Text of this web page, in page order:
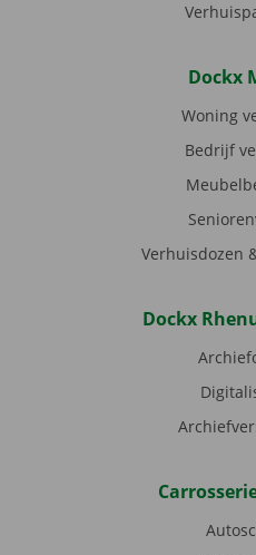
Dockx
Woning
Bedrijf
Verhuisdozen
Dockx